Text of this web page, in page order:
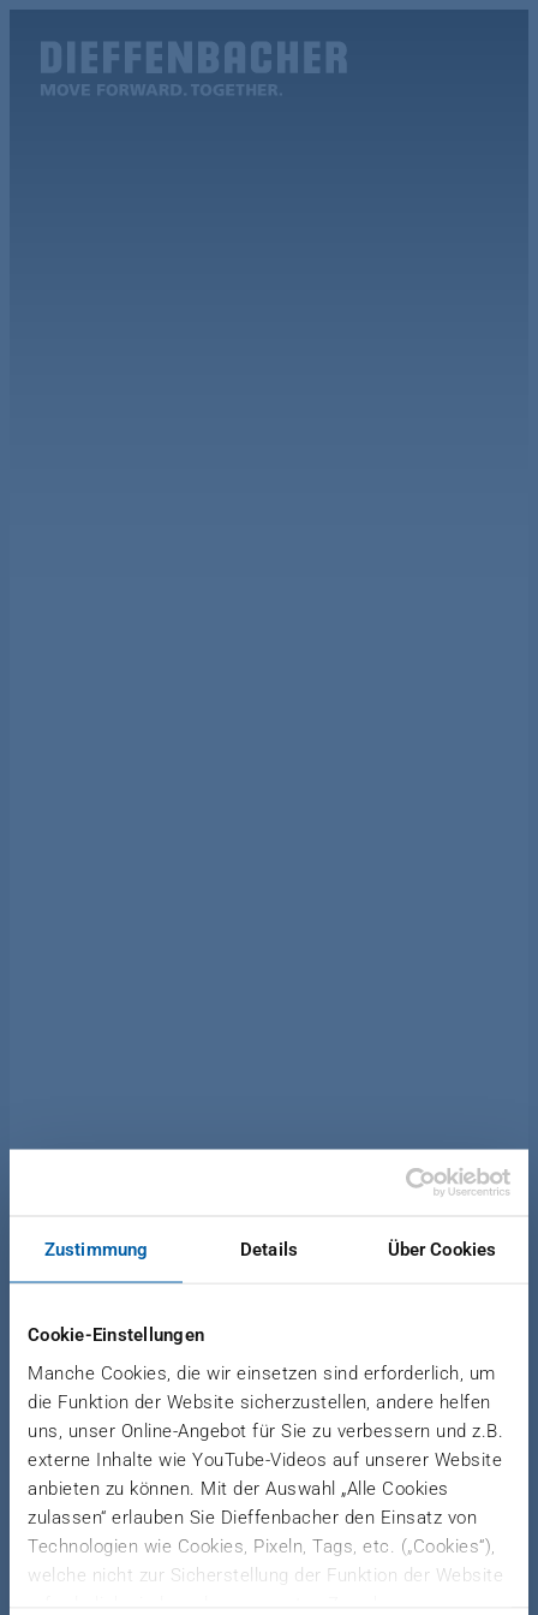
Zustimmung Details Über Cookies
Cookie-Einstellungen
Manche Cookies, die wir einsetzen sind erforderlich, um
die Funktion der Website sicherzustellen, andere helfen
uns, unser Online-Angebot für Sie zu verbessern und z.B.
externe Inhalte wie YouTube-Videos auf unserer Website
anbieten zu können. Mit der Auswahl „Alle Cookies
zulassen“ erlauben Sie Dieffenbacher den Einsatz von
Technologien wie Cookies, Pixeln, Tags, etc. („Cookies“),
welche nicht zur Sicherstellung der Funktion der Website
News Wood-Based Panels
NEW ORDER FROM SPAIN
Tableros Hispanos orders the core
package of a particleboard plant from
Dieffenbacher
Grupo Martín is the largest trader in wood-based